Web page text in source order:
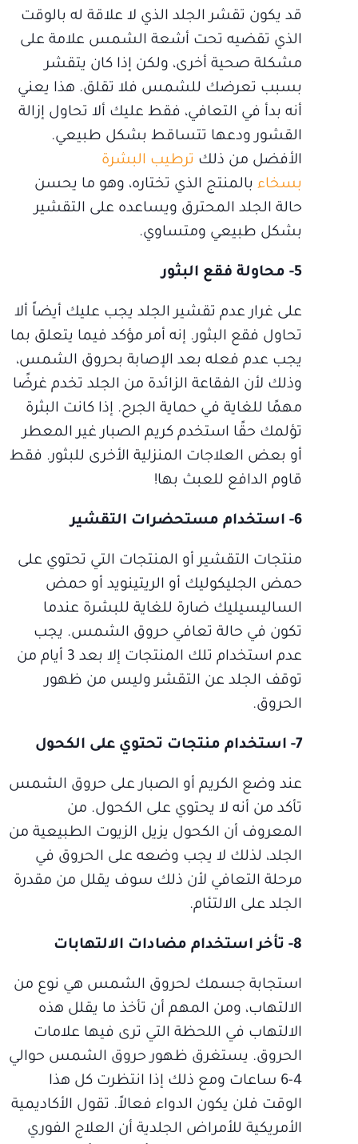
قد يكون تقشر الجلد الذي لا علاقة له بالوقت
الذي تقضيه تحت أشعة الشمس علامة على
مشكلة صحية أخرى، ولكن إذا كان يتقشر
بسبب تعرضك للشمس فلا تقلق. هذا يعني
أنه بدأ في التعافي، فقط عليك ألا تحاول إزالة
القشور ودعها تتساقط بشكل طبيعي.
الأفضل من ذلك ترطيب البشرة
بسخاء بالمنتج الذي تختاره، وهو ما يحسن
حالة الجلد المحترق ويساعده على التقشير
بشكل طبيعي ومتساوي.
5- محاولة فقع البثور
على غرار عدم تقشير الجلد يجب عليك أيضاً ألا
تحاول فقع البثور. إنه أمر مؤكد فيما يتعلق بما
يجب عدم فعله بعد الإصابة بحروق الشمس،
وذلك لأن الفقاعة الزائدة من الجلد تخدم غرضًا
مهمًا للغاية في حماية الجرح. إذا كانت البثرة
تؤلمك حقًا استخدم كريم الصبار غير المعطر
أو بعض العلاجات المنزلية الأخرى للبثور. فقط
قاوم الدافع للعبث بها!
6- استخدام مستحضرات التقشير
منتجات التقشير أو المنتجات التي تحتوي على
حمض الجليكوليك أو الريتينويد أو حمض
الساليسيليك ضارة للغاية للبشرة عندما
تكون في حالة تعافي حروق الشمس. يجب
عدم استخدام تلك المنتجات إلا بعد 3 أيام من
توقف الجلد عن التقشر وليس من ظهور
الحروق.
7- استخدام منتجات تحتوي على الكحول
عند وضع الكريم أو الصبار على حروق الشمس
تأكد من أنه لا يحتوي على الكحول. من
المعروف أن الكحول يزيل الزيوت الطبيعية من
الجلد، لذلك لا يجب وضعه على الحروق في
مرحلة التعافي لأن ذلك سوف يقلل من مقدرة
الجلد على الالتئام.
8- تأخر استخدام مضادات الالتهابات
استجابة جسمك لحروق الشمس هي نوع من
الالتهاب، ومن المهم أن تأخذ ما يقلل هذه
الالتهاب في اللحظة التي ترى فيها علامات
الحروق. يستغرق ظهور حروق الشمس حوالي
4-6 ساعات ومع ذلك إذا انتظرت كل هذا
الوقت فلن يكون الدواء فعالاً. تقول الأكاديمية
الأمريكية للأمراض الجلدية أن العلاج الفوري